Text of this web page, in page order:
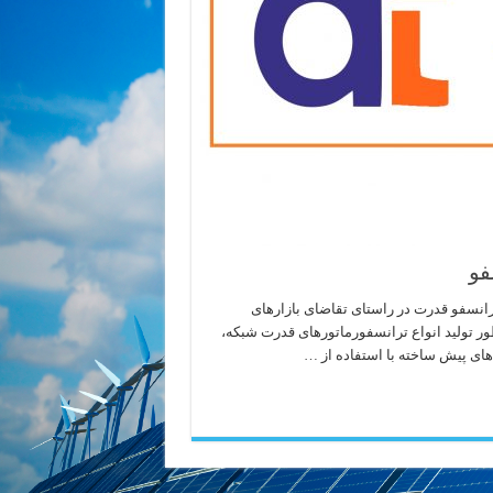
قدرت در راستای تقاضای بازارهای
تولید انواع ترانسفورماتورهای قدرت شبکه،
های پیش ساخته با استفاده از …